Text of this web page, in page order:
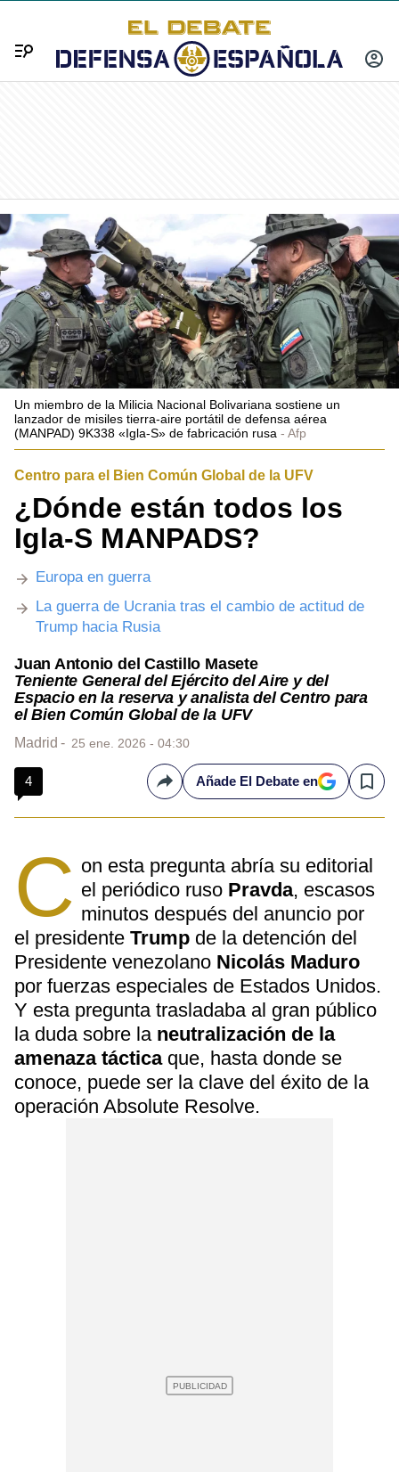
INICIAR
Menú
Un miembro de la Milicia Nacional Bolivariana sostiene un
lanzador de misiles tierra-aire portátil de defensa aérea
(MANPAD) 9K338 «Igla-S» de fabricación rusa
Afp
Centro para el Bien Común Global de la UFV
¿Dónde están todos los
Igla-S MANPADS?
Europa en guerra
La guerra de Ucrania tras el cambio de actitud de
Trump hacia Rusia
Juan Antonio del Castillo Masete
Teniente General del Ejército del Aire y del
Espacio en la reserva y analista del Centro para
el Bien Común Global de la UFV
Madrid 25 ene. 2026 - 04:30
4 CompartirAñade El Debate en Save
C on esta pregunta abría su editorial
el periódico ruso Pravda, escasos
minutos después del anuncio por
el presidente Trump de la detención del
Presidente venezolano Nicolás Maduro
por fuerzas especiales de Estados Unidos.
Y esta pregunta trasladaba al gran público
la duda sobre la neutralización de la
amenaza tácticaque, hasta donde se
conoce, puede ser la clave del éxito de la
operación Absolute Resolve.